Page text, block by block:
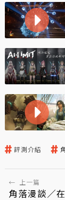
評測介紹
← 上一篇
角落漫談／